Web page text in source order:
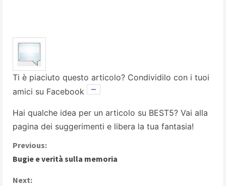
Ti è piaciuto questo articolo? Condividilo con i tuoi
amici su Facebook
Hai qualche idea per un articolo su BEST5? Vai alla
pagina dei suggerimenti e libera la tua fantasia!
C
Previous:
Bugie e verità sulla memoria
Next: